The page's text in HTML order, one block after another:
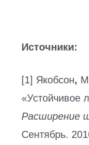
Источники:
[1] Якобсон,
«Устойчивое
Расширение
Сентябрь.